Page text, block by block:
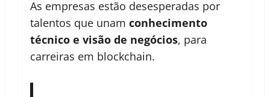
As empresas estão desesperadas por
talentos que unam conhecimento
técnico e visão de negócios, para
carreiras em blockchain.